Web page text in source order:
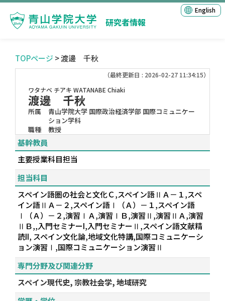
研究者情報
English
TOPページ > 渡邊 千秋
（最終更新日 : 2026-02-27 11:34:15）
ワタナベ チアキ WATANABE Chiaki
渡邊 千秋
所属
青山学院大学 国際政治経済学部 国際コミュニケー
ション学科
職種
教授
基幹教員
主要授業科目担当
担当科目
スペイン語圏の社会と文化Ｃ,スペイン語ⅡＡ－１,スペ
イン語ⅡＡ－２,スペイン語Ⅰ（Ａ）－１,スペイン語
Ⅰ（Ａ）－２,演習ⅠＡ,演習ⅠＢ,演習Ⅱ,演習ⅡＡ,演習
ⅡＢ,,入門セミナーI,入門セミナーⅡ,スペイン語文献精
読II, スペイン文化論,地域文化特講,国際コミュニケーシ
ョン演習Ⅰ,国際コミュニケーション演習Ⅱ
専門分野及び関連分野
スペイン現代史, 宗教社会学, 地域研究